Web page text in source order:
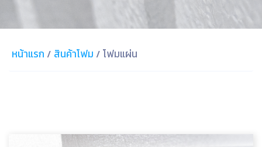
หน้าแรก / สินค้าโฟม /โฟมแผ่น